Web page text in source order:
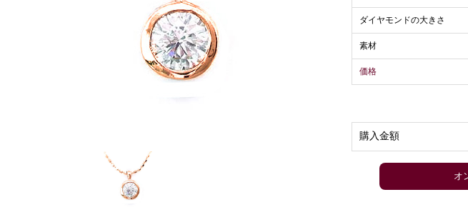
ダイヤモンドの大きさ
素材
価格
購入金額